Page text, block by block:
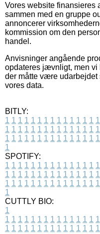
Vores website finansieres
sammen med en gruppe
annoncerer
kommission om den
handel.
Anvisninger angående
opdateres jævnligt, men vi
der måtte være
vores data.
BITLY:
1 1 1 1 1 1 1 1 1 1 1 1 1 1 1
1 1 1 1 1 1 1 1 1 1 1 1 1 1 1
1 1 1 1 1 1 1 1 1 1 1 1 1 1 1
1
SPOTIFY:
1 1 1 1 1 1 1 1 1 1 1 1 1 1 1
1 1 1 1 1 1 1 1 1 1 1 1 1 1 1
1 1 1 1 1 1 1 1 1 1 1 1 1 1 1
1
CUTTLY BIO:
1
1 1 1 1 1 1 1 1 1 1 1 1 1 1 1
1 1 1 1 1 1 1 1 1 1 1 1 1 1 1